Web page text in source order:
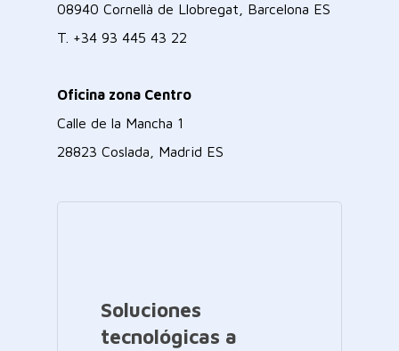
08940 Cornellà de Llobregat, Barcelona ES
T. +34 93 445 43 22
Oficina zona Centro
Calle de la Mancha 1
28823 Coslada, Madrid ES
Soluciones
tecnológicas a